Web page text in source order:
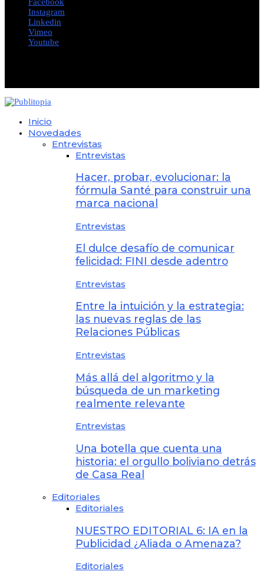
Instagram
Linkedin
Vimeo
Youtube
Inicio
Novedades
Entrevistas
Entrevistas
Hacer, probar, evolucionar: la
fórmula Santé para construir una
marca nacional
Entrevistas
El dulce desafío de comunicar
felicidad: FINI desde adentro
Entrevistas
Entre la intuición y la estrategia:
las nuevas reglas de las
Relaciones Públicas
Entrevistas
Más allá del algoritmo y la
búsqueda de un marketing
realmente relevante
Entrevistas
Una botella que cuenta una
historia: el orgullo boliviano detrás
de Casa Real
Editoriales
Editoriales
NUESTRO EDITORIAL 6: IA en la
Publicidad ¿Aliada o Amenaza?
Editoriales